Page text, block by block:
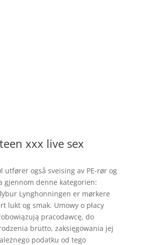
xxx live sex
utfører også sveising av PE-rør og
gjennom denne kategorien:
Lynghonningen er mørkere
lukt og smak. Umowy o płacy
pracodawcę, do
brutto, zaksięgowania jej
podatku od tego